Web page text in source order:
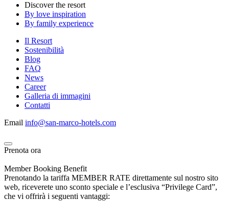
Discover the resort
By love inspiration
By family experience
Il Resort
Sostenibilità
Blog
FAQ
News
Career
Galleria di immagini
Contatti
Email info@san-marco-hotels.com
Prenota ora
Member Booking Benefit
Prenotando la tariffa MEMBER RATE direttamente sul nostro sito
web, riceverete uno sconto speciale e l’esclusiva “Privilege Card”,
che vi offrirà i seguenti vantaggi: